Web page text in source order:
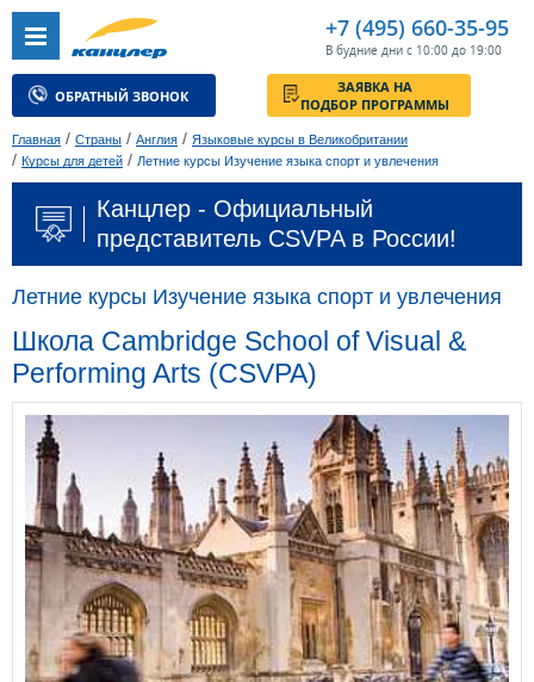
+7 (495) 660-35-95
В будние дни с 10:00 до 19:00
ОБРАТНЫЙ ЗВОНОК
ЗАЯВКА НА
ПОДБОР ПРОГРАММЫ
Главная / Страны / Англия / Языковые курсы в Великобритании
/ Курсы для детей / Летние курсы Изучение языка спорт и увлечения
Канцлер - Официальный
представитель CSVPA в России!
Летние курсы Изучение языка спорт и увлечения
Школа Cambridge School of Visual &
Performing Arts (CSVPA)